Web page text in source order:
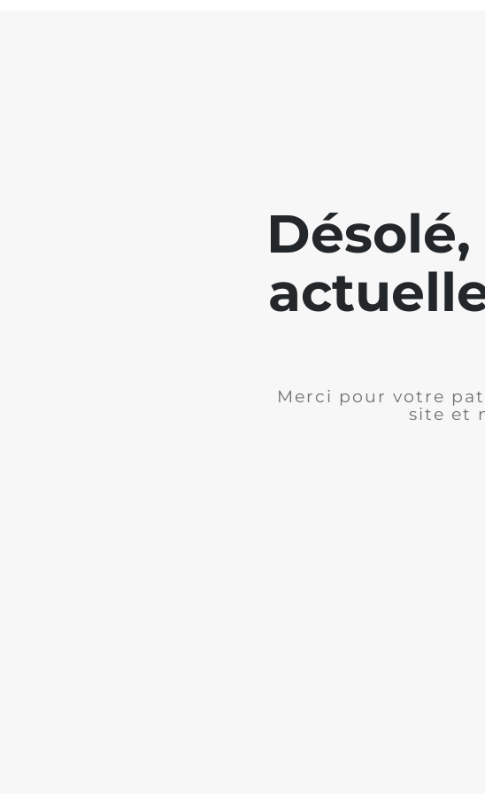
Merci pour votre
site et